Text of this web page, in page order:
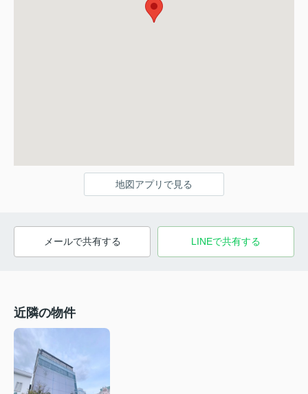
地図アプリで見る
メールで共有する LINEで共有する
近隣の物件